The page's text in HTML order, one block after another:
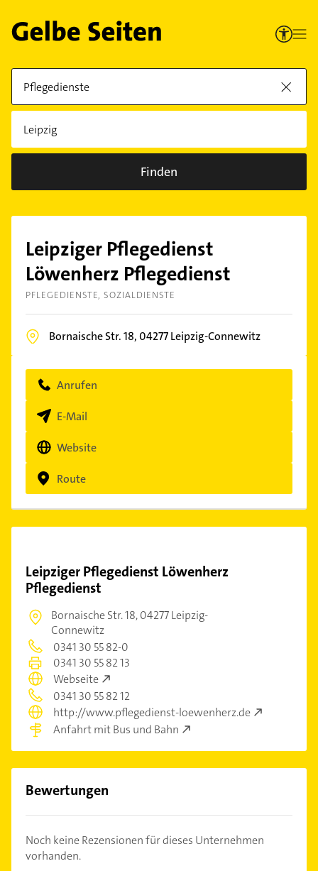
Finden
Leipziger Pflegedienst
Löwenherz Pflegedienst
PFLEGEDIENSTE SOZIALDIENSTE
Bornaische Str. 18,04277Leipzig-Connewitz
Anrufen
E-Mail
Website
Route
Leipziger Pflegedienst Löwenherz
Pflegedienst
Bornaische Str. 18,04277 Leipzig-
Connewitz
0341 30 55 82-0
0341 30 55 82 13
Webseite
0341 30 55 82 12
http://www.pflegedienst-loewenherz.de
Anfahrt mit Bus und Bahn
Bewertungen
Noch keine Rezensionen für dieses Unternehmen
vorhanden.